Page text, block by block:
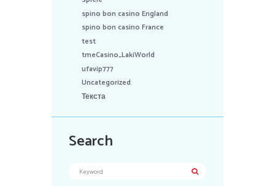
spino bon casino England
spino bon casino France
test
tmeCasino_LakiWorld
ufavip777
Uncategorized
Текста
Search